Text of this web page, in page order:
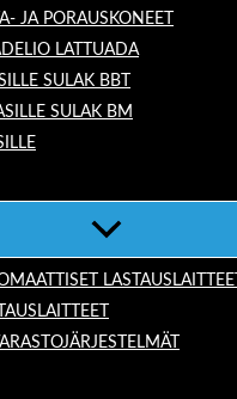
JA PORAUSKONEET
LATTUADA
SULAK BBT
SULAK BM
LASTAUSLAITTEET